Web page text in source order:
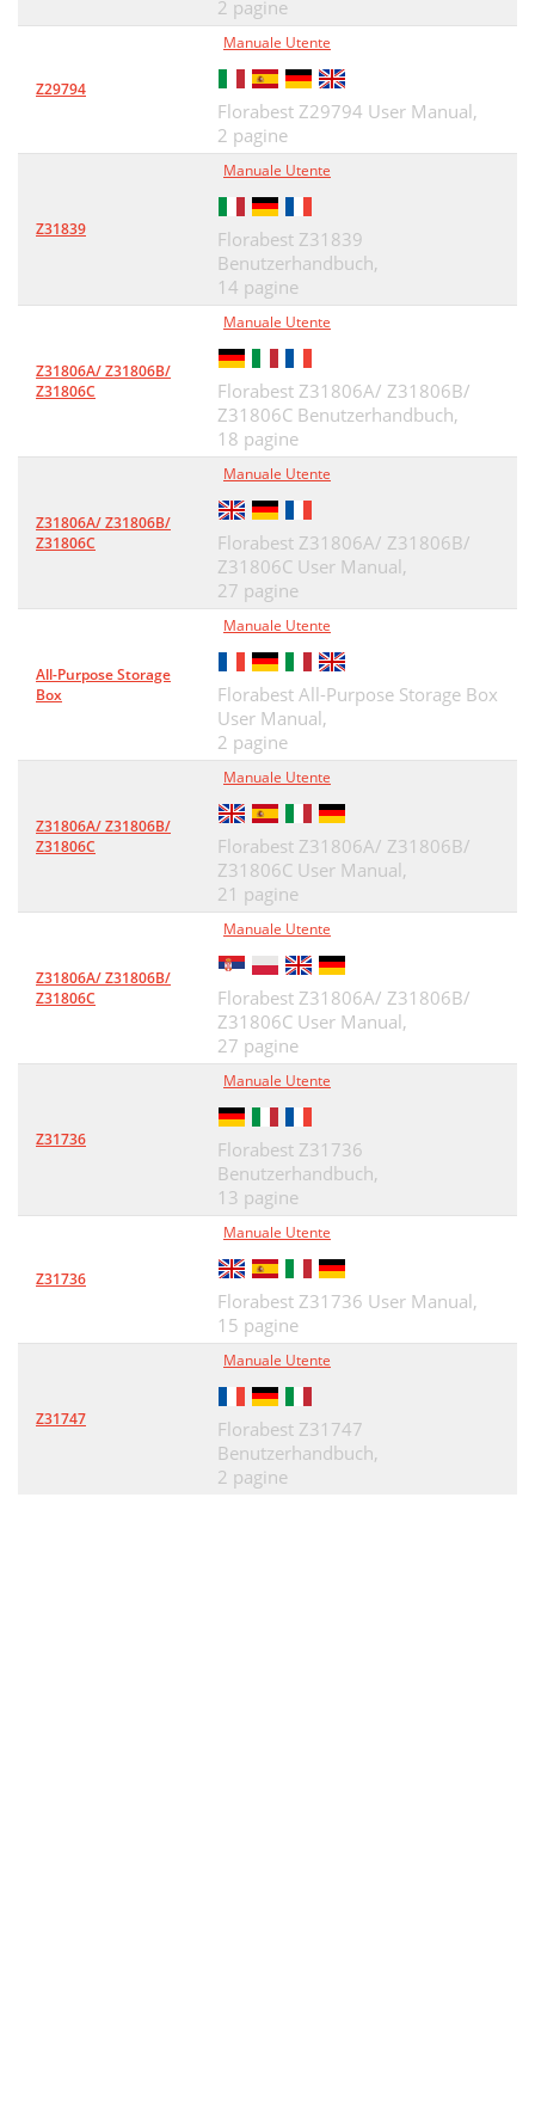
2 pagine
Z29794
Manuale Utente
Florabest Z29794 User Manual,
2 pagine
Z31839
Manuale Utente
Florabest Z31839
Benutzerhandbuch,
14 pagine
Z31806A/ Z31806B/
Z31806C
Manuale Utente
Florabest Z31806A/ Z31806B/
Z31806C Benutzerhandbuch,
18 pagine
Z31806A/ Z31806B/
Z31806C
Manuale Utente
Florabest Z31806A/ Z31806B/
Z31806C User Manual,
27 pagine
All-Purpose Storage
Box
Manuale Utente
Florabest All-Purpose Storage Box
User Manual,
2 pagine
Z31806A/ Z31806B/
Z31806C
Manuale Utente
Florabest Z31806A/ Z31806B/
Z31806C User Manual,
21 pagine
Z31806A/ Z31806B/
Z31806C
Manuale Utente
Florabest Z31806A/ Z31806B/
Z31806C User Manual,
27 pagine
Z31736
Manuale Utente
Florabest Z31736
Benutzerhandbuch,
13 pagine
Z31736
Manuale Utente
Florabest Z31736 User Manual,
15 pagine
Z31747
Manuale Utente
Florabest Z31747
Benutzerhandbuch,
2 pagine